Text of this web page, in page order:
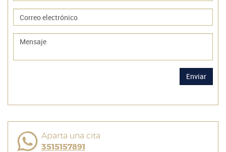
Enviar
Aparta una cita
3515157891